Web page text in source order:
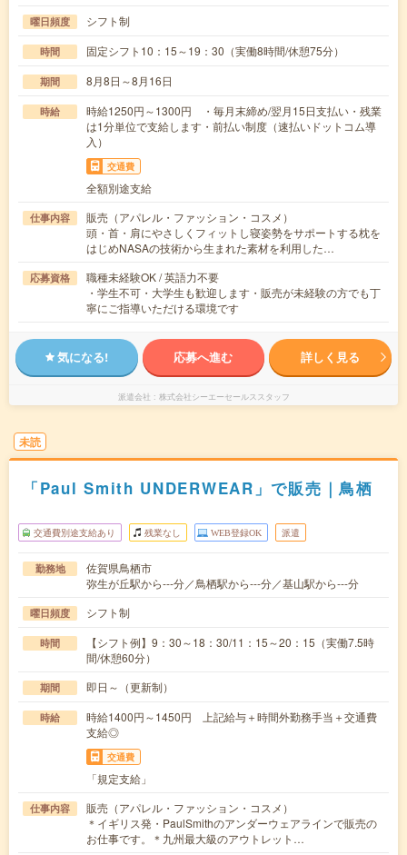
曜日頻度 シフト制
時間 固定シフト10：15～19：30（実働8時間/休憩75分）
期間 8月8日～8月16日
時給
時給1250円～1300円 ・毎月末締め/翌月15日支払い・残業
は1分単位で支給します・前払い制度（速払いドットコム導
入）
交通費
全額別途支給
仕事内容
販売（アパレル・ファッション・コスメ）
頭・首・肩にやさしくフィットし寝姿勢をサポートする枕を
はじめNASAの技術から生まれた素材を利用した…
応募資格
職種未経験OK / 英語力不要
・学生不可・大学生も歓迎します・販売が未経験の方でも丁
寧にご指導いただける環境です
気になる! 応募へ進む 詳しく見る
派遣会社 株式会社シーエーセールススタッフ
未読
「Paul Smith UNDERWEAR」で販売｜鳥栖
交通費別途支給あり 残業なし WEB登録OK 派遣
勤務地
佐賀県鳥栖市
弥生が丘駅から---分／鳥栖駅から---分／基山駅から---分
曜日頻度 シフト制
時間
【シフト例】9：30～18：30/11：15～20：15（実働7.5時
間/休憩60分）
期間 即日～（更新制）
時給
時給1400円～1450円 上記給与＋時間外勤務手当＋交通費
支給◎
交通費
「規定支給」
仕事内容
販売（アパレル・ファッション・コスメ）
＊イギリス発・PaulSmithのアンダーウェアラインで販売の
お仕事です。＊九州最大級のアウトレット…